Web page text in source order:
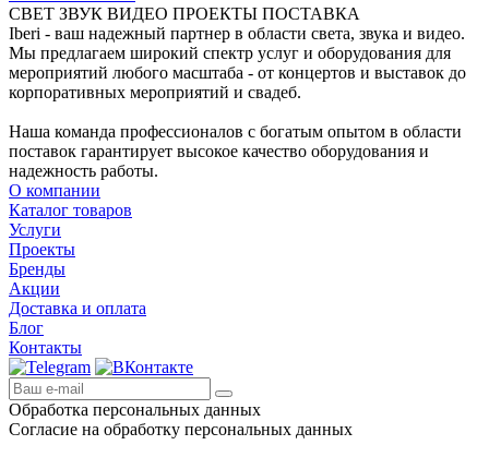
СВЕТ ЗВУК ВИДЕО ПРОЕКТЫ ПОСТАВКА
Iberi - ваш надежный партнер в области света, звука и видео.
Мы предлагаем широкий спектр услуг и оборудования для
мероприятий любого масштаба - от концертов и выставок до
корпоративных мероприятий и свадеб.
Наша команда профессионалов с богатым опытом в области
поставок гарантирует высокое качество оборудования и
надежность работы.
О компании
Каталог товаров
Услуги
Проекты
Бренды
Акции
Доставка и оплата
Блог
Контакты
Обработка персональных данных
Согласие на обработку персональных данных